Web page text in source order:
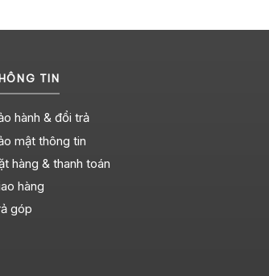
TIN
hành & đổi trả
mật thông tin
hàng & thanh toán
hàng
góp